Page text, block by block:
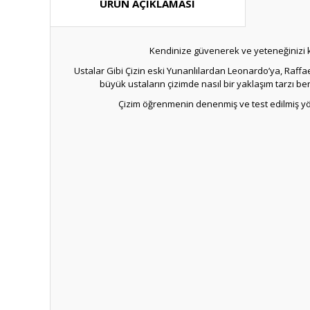
ÜRÜN AÇIKLAMASI
Kendinize güvenerek ve yeteneğinizi
Ustalar Gibi Çizin eski Yunanlılardan Leonardo’ya,
büyük ustaların çizimde nasıl bir yaklaşım tarzı
Çizim öğrenmenin denenmiş ve test edilmiş